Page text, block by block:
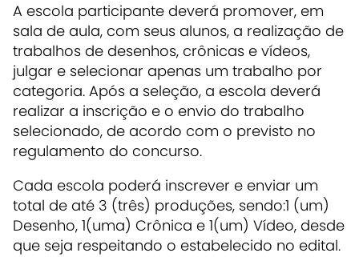
A escola participante deverá promover, em
sala de aula, com seus alunos, a realização de
trabalhos de desenhos, crônicas e vídeos,
julgar e selecionar apenas um trabalho por
categoria. Após a seleção, a escola deverá
realizar a inscrição e o envio do trabalho
selecionado, de acordo com o previsto no
regulamento do concurso.
Cada escola poderá inscrever e enviar um
total de até 3 (três) produções, sendo:1 (um)
Desenho, 1(uma) Crônica e 1(um) Vídeo, desde
que seja respeitando o estabelecido no edital.